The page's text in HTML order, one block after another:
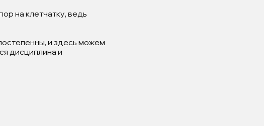
на клетчатку, ведь
и здесь можем
дисциплина и